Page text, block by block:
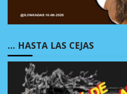
… HASTA LAS CEJAS